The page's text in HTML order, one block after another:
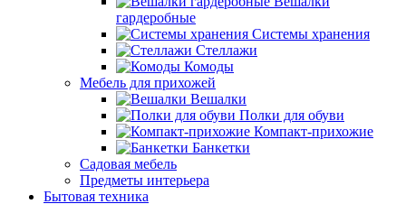
гардеробные
Системы хранения
Стеллажи
Комоды
Мебель для прихожей
Вешалки
Полки для обуви
Компакт-прихожие
Банкетки
Садовая мебель
Предметы интерьера
Бытовая техника